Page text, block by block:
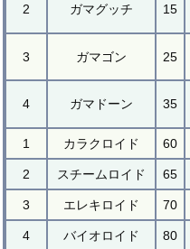
2 ガマグッチ 15
3 ガマゴン 25
4 ガマドーン 35
1 カラクロイド 60
2 スチームロイド 65
3 エレキロイド 70
4 バイオロイド 80